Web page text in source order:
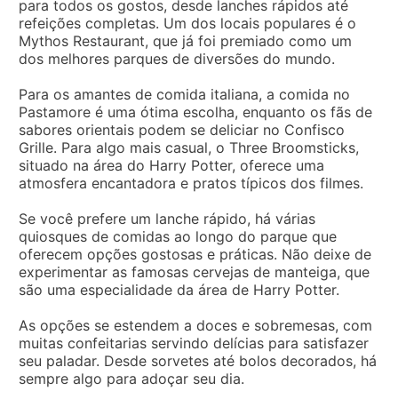
para todos os gostos, desde lanches rápidos até
refeições completas. Um dos locais populares é o
Mythos Restaurant, que já foi premiado como um
dos melhores parques de diversões do mundo.
Para os amantes de comida italiana, a comida no
Pastamore é uma ótima escolha, enquanto os fãs de
sabores orientais podem se deliciar no Confisco
Grille. Para algo mais casual, o Three Broomsticks,
situado na área do Harry Potter, oferece uma
atmosfera encantadora e pratos típicos dos filmes.
Se você prefere um lanche rápido, há várias
quiosques de comidas ao longo do parque que
oferecem opções gostosas e práticas. Não deixe de
experimentar as famosas cervejas de manteiga, que
são uma especialidade da área de Harry Potter.
As opções se estendem a doces e sobremesas, com
muitas confeitarias servindo delícias para satisfazer
seu paladar. Desde sorvetes até bolos decorados, há
sempre algo para adoçar seu dia.